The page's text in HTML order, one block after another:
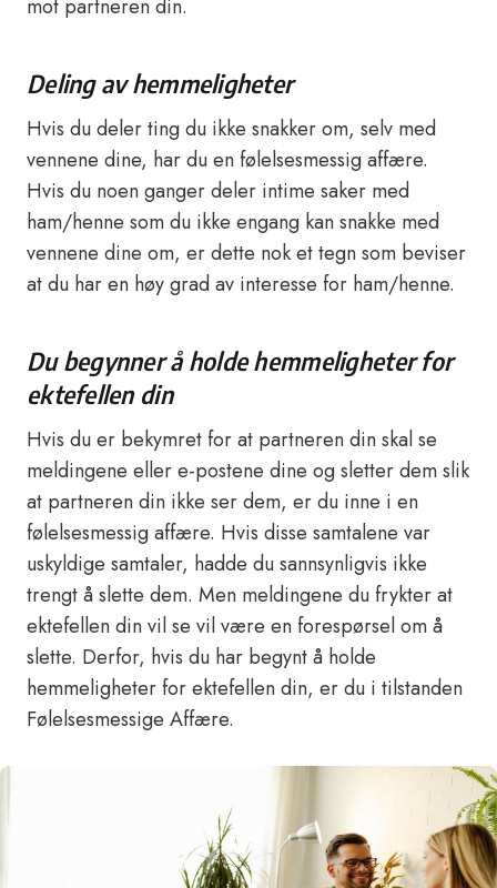
mot partneren din.
Deling av hemmeligheter
Hvis du deler ting du ikke snakker om, selv med
vennene dine, har du en følelsesmessig affære.
Hvis du noen ganger deler intime saker med
ham/henne som du ikke engang kan snakke med
vennene dine om, er dette nok et tegn som beviser
at du har en høy grad av interesse for ham/henne.
Du begynner å holde hemmeligheter for
ektefellen din
Hvis du er bekymret for at partneren din skal se
meldingene eller e-postene dine og sletter dem slik
at partneren din ikke ser dem, er du inne i en
følelsesmessig affære. Hvis disse samtalene var
uskyldige samtaler, hadde du sannsynligvis ikke
trengt å slette dem. Men meldingene du frykter at
ektefellen din vil se vil være en forespørsel om å
slette. Derfor, hvis du har begynt å holde
hemmeligheter for ektefellen din, er du i tilstanden
Følelsesmessige Affære.